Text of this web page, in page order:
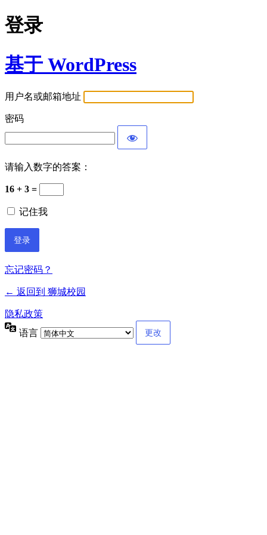
登录
基于 WordPress
用户名或邮箱地址
密码
请输入数字的答案：
16 + 3 =
记住我
忘记密码？
← 返回到 狮城校园
隐私政策
语言